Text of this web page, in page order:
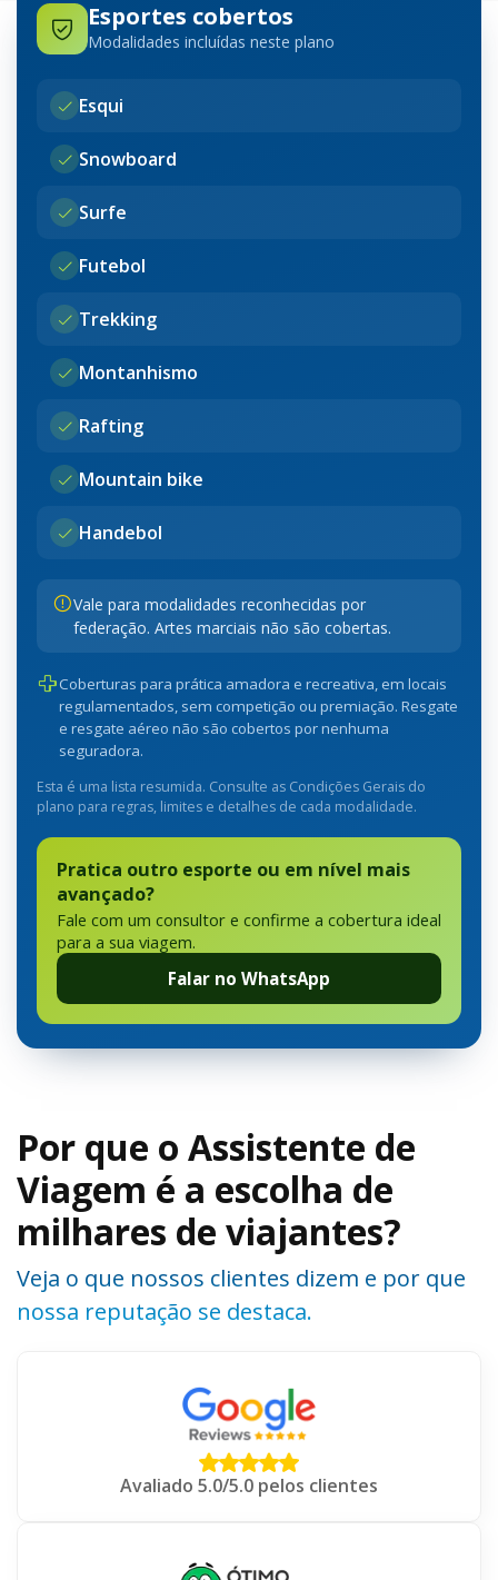
Esportes cobertos
Modalidades incluídas neste plano
Esqui
Snowboard
Surfe
Futebol
Trekking
Montanhismo
Rafting
Mountain bike
Handebol
Vale para modalidades reconhecidas por
federação. Artes marciais não são cobertas.
Coberturas para prática amadora e recreativa, em locais
regulamentados, sem competição ou premiação. Resgate
e resgate aéreo não são cobertos por nenhuma
seguradora.
Esta é uma lista resumida. Consulte as Condições Gerais do
plano para regras, limites e detalhes de cada modalidade.
Pratica outro esporte ou em nível mais
avançado?
Fale com um consultor e confirme a cobertura ideal
para a sua viagem.
Falar no WhatsApp
Por que o Assistente de
Viagem é a escolha de
milhares de viajantes?
Veja o que nossos clientes dizem e por que
nossa reputação se destaca.
Avaliado 5.0/5.0 pelos clientes